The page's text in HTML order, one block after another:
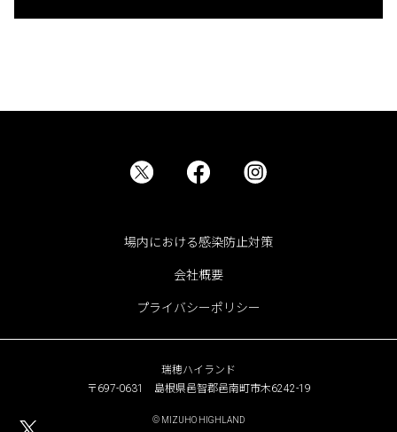
場内における感染防止対策
会社概要
プライバシーポリシー
瑞穂ハイランド
〒697-0631 島根県邑智郡邑南町市木6242-19
© MIZUHO HIGHLAND